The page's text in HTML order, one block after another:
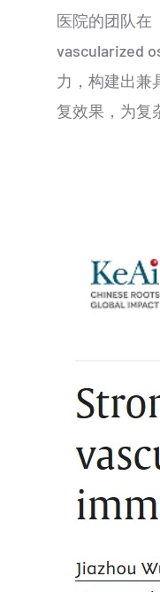
医院的团队在
vascularized
力，构建出兼
复效果，为复